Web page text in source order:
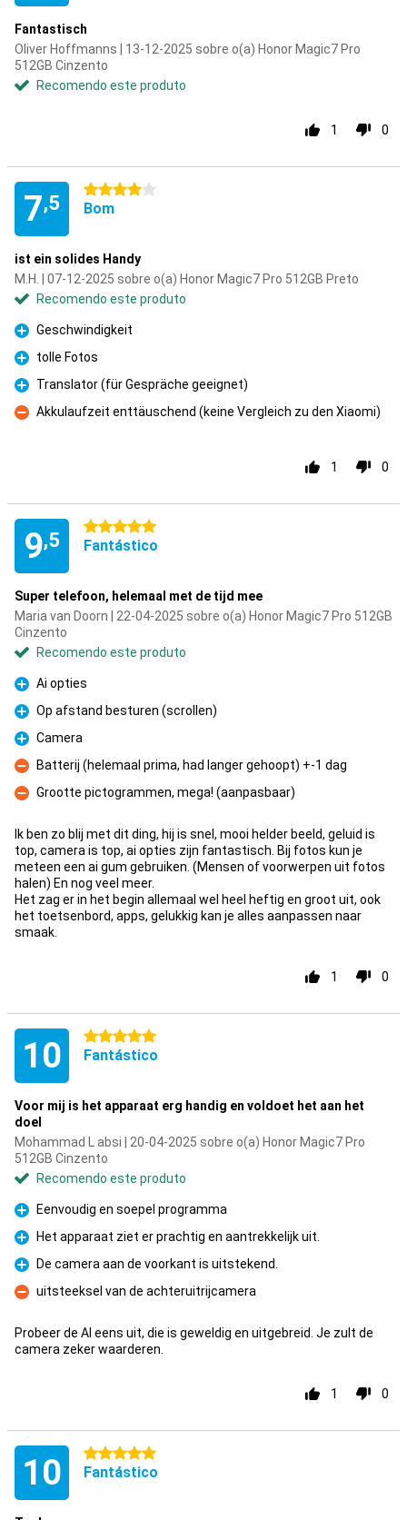
Fantastisch
Oliver Hoffmanns | 13-12-2025 sobre o(a) Honor Magic7 Pro
512GB Cinzento
Recomendo este produto
1 0
7,5
4 estrelas
Bom
ist ein solides Handy
M.H. | 07-12-2025 sobre o(a) Honor Magic7 Pro 512GB Preto
Recomendo este produto
Prós
Geschwindigkeit
Prós
tolle Fotos
Prós
Translator (für Gespräche geeignet)
Contras
Akkulaufzeit enttäuschend (keine Vergleich zu den Xiaomi)
1 0
9,5
5 estrelas
Fantástico
Super telefoon, helemaal met de tijd mee
Maria van Doorn | 22-04-2025 sobre o(a) Honor Magic7 Pro 512GB
Cinzento
Recomendo este produto
Prós
Ai opties
Prós
Op afstand besturen (scrollen)
Prós
Camera
Contras
Batterij (helemaal prima, had langer gehoopt) +-1 dag
Contras
Grootte pictogrammen, mega! (aanpasbaar)
Ik ben zo blij met dit ding, hij is snel, mooi helder beeld, geluid is
top, camera is top, ai opties zijn fantastisch. Bij fotos kun je
meteen een ai gum gebruiken. (Mensen of voorwerpen uit fotos
halen) En nog veel meer.
Het zag er in het begin allemaal wel heel heftig en groot uit, ook
het toetsenbord, apps, gelukkig kan je alles aanpassen naar
smaak.
1 0
10 5 estrelas
Fantástico
Voor mij is het apparaat erg handig en voldoet het aan het
doel
Mohammad L absi | 20-04-2025 sobre o(a) Honor Magic7 Pro
512GB Cinzento
Recomendo este produto
Prós
Eenvoudig en soepel programma
Prós
Het apparaat ziet er prachtig en aantrekkelijk uit.
Prós
De camera aan de voorkant is uitstekend.
Contras
uitsteeksel van de achteruitrijcamera
Probeer de AI eens uit, die is geweldig en uitgebreid. Je zult de
camera zeker waarderen.
1 0
10 5 estrelas
Fantástico